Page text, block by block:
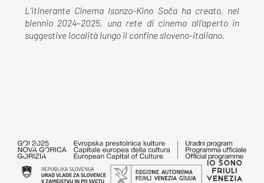
L’itinerante Cinema Isonzo-Kino Soča ha creato, nel
biennio 2024–2025, una rete di cinema all’aperto in
suggestive località lungo il confine sloveno-italiano.